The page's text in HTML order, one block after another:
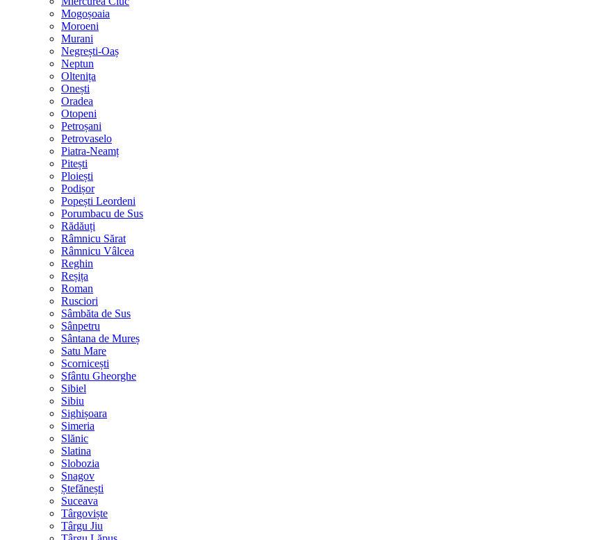
Mogoșoaia
Moroeni
Murani
Negrești-Oaș
Neptun
Oltenița
Onești
Oradea
Otopeni
Petroșani
Petrovaselo
Piatra-Neamț
Pitești
Ploiești
Podișor
Popești Leordeni
Porumbacu de Sus
Rădăuți
Râmnicu Sărat
Râmnicu Vâlcea
Reghin
Reșița
Roman
Rusciori
Sâmbăta de Sus
Sânpetru
Sântana de Mureș
Satu Mare
Scornicești
Sfântu Gheorghe
Sibiel
Sibiu
Sighișoara
Simeria
Slănic
Slatina
Slobozia
Snagov
Ștefănești
Suceava
Târgoviște
Târgu Jiu